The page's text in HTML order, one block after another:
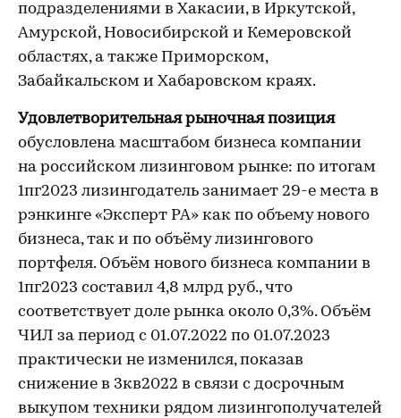
подразделениями в Хакасии, в Иркутской,
Амурской, Новосибирской и Кемеровской
областях, а также Приморском,
Забайкальском и Хабаровском краях.
Удовлетворительная рыночная позиция
обусловлена масштабом бизнеса компании
на российском лизинговом рынке: по итогам
1пг2023 лизингодатель занимает 29-е места в
рэнкинге «Эксперт РА» как по объему нового
бизнеса, так и по объёму лизингового
портфеля. Объём нового бизнеса компании в
1пг2023 составил 4,8 млрд руб., что
соответствует доле рынка около 0,3%. Объём
ЧИЛ за период с 01.07.2022 по 01.07.2023
практически не изменился, показав
снижение в 3кв2022 в связи с досрочным
выкупом техники рядом лизингополучателей